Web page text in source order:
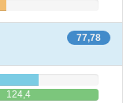
77,78
124,4